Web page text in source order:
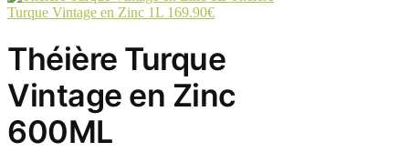
Turque Vintage en Zinc 1L 169.90€
Théière Turque
Vintage en Zinc
600ML